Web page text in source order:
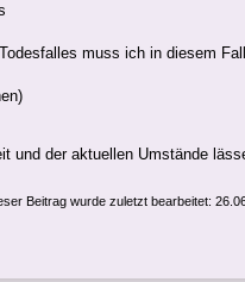
muss ich in diesem
und der aktuellen Umstände
Beitrag wurde zuletzt bearbeitet: